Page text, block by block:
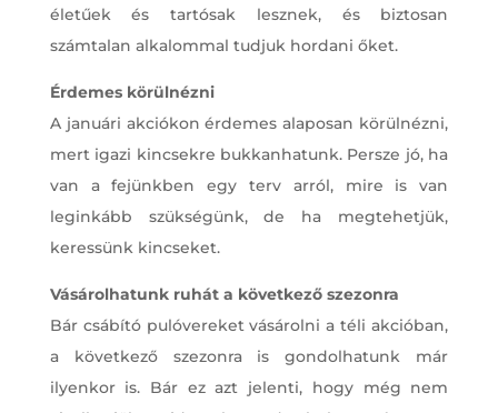
életűek és tartósak lesznek, és biztosan
számtalan alkalommal tudjuk hordani őket.
Érdemes körülnézni
A januári akciókon érdemes alaposan körülnézni,
mert igazi kincsekre bukkanhatunk. Persze jó, ha
van a fejünkben egy terv arról, mire is van
leginkább szükségünk, de ha megtehetjük,
keressünk kincseket.
Vásárolhatunk ruhát a következő szezonra
Bár csábító pulóvereket vásárolni a téli akcióban,
a következő szezonra is gondolhatunk már
ilyenkor is. Bár ez azt jelenti, hogy még nem